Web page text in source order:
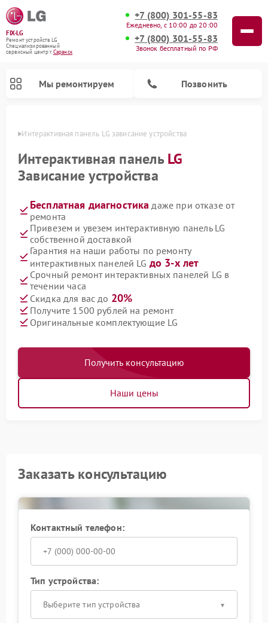
FIX-LG
Ремонт устройств LG
Специализированный
cервисный центр г.Саранск
+7 (800) 301-55-83
Ежедневно, с 10:00 до 20:00
+7 (800) 301-55-83
Звонок бесплатный по РФ
Мы ремонтируем Позвонить
Интерактивная панель LG зависание устройства
Интерактивная панельLG
Зависание устройства
Бесплатная диагностика даже при отказе от
ремонта
Привезем и увезем интерактивную панель LG
собственной доставкой
Гарантия на наши работы по ремонту
интерактивных панелей LG до 3-х лет
Срочный ремонт интерактивных панелей LG в
течении часа
Скидка для вас до 20%
Получите 1500 рублей на ремонт
Оригинальные комплектующие LG
Получить консультацию
Наши цены
Заказать консультацию
Контактный телефон:
Тип устройства:
Выберите тип устройства